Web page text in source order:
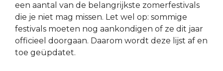
een aantal van de belangrijkste zomerfestivals
die je niet mag missen. Let wel op: sommige
festivals moeten nog aankondigen of ze dit jaar
officieel doorgaan. Daarom wordt deze lijst af en
toe geüpdatet.